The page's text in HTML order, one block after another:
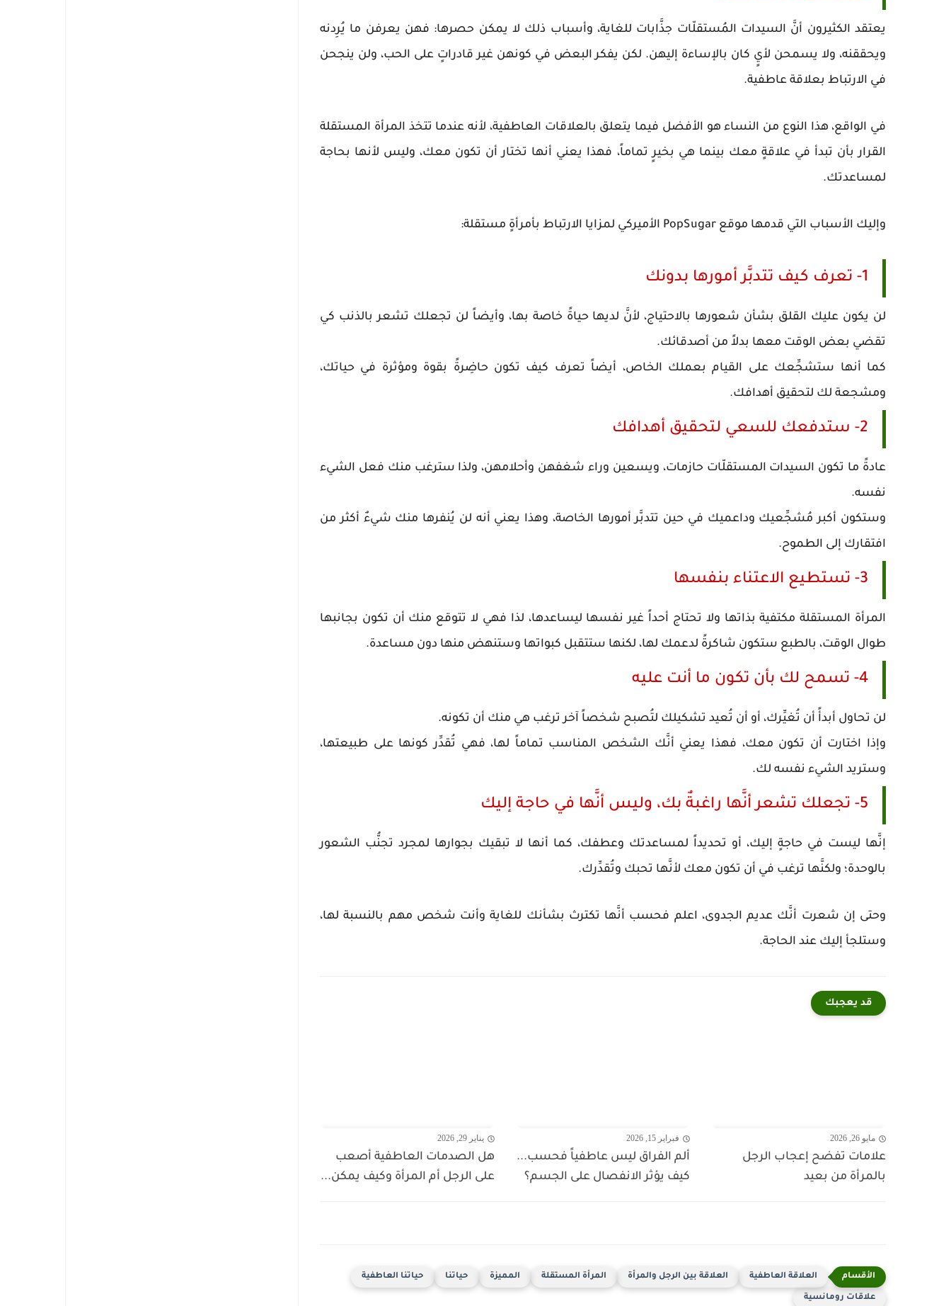
يعتقد الكثيرون أنَّ السيدات المُستقلّات جذَّابات للغاية، وأسباب ذلك لا يمكن حصرها: فهن يعرفن ما يُرِدنه
ويحققنه، ولا يسمحن لأيٍ كان بالإساءة إليهن. لكن يفكر البعض في كونهن غير قادراتٍ على الحب، ولن ينجحن
في الارتباط بعلاقة عاطفية.
في الواقع، هذا النوع من النساء هو الأفضل فيما يتعلق بالعلاقات العاطفية، لأنه عندما تتخذ المرأة المستقلة
القرار بأن تبدأ في علاقةٍ معك بينما هي بخيرٍ تماماً، فهذا يعني أنها تختار أن تكون معك، وليس لأنها بحاجة
لمساعدتك.
وإليك الأسباب التي قدمها موقع PopSugar الأميركي لمزايا الارتباط بأمرأةٍ مستقلة:
1- تعرف كيف تتدبَّر أمورها بدونك
لن يكون عليك القلق بشأن شعورها بالاحتياج، لأنَّ لديها حياةً خاصة بها، وأيضاً لن تجعلك تشعر بالذنب كي
تقضي بعض الوقت معها بدلاً من أصدقائك.
كما أنها ستشجِّعك على القيام بعملك الخاص، أيضاً تعرف كيف تكون حاضِرةً بقوة ومؤثرة في حياتك،
ومشجعة لك لتحقيق أهدافك.
2- ستدفعك للسعي لتحقيق أهدافك
عادةً ما تكون السيدات المستقلّات حازمات، ويسعين وراء شغفهن وأحلامهن، ولذا سترغب منك فعل الشيء
نفسه.
وستكون أكبر مُشجِّعيك وداعميك في حين تتدبَّر أمورها الخاصة، وهذا يعني أنه لن يُنفرها منك شيءٌ أكثر من
افتقارك إلى الطموح.
3- تستطيع الاعتناء بنفسها
المرأة المستقلة مكتفية بذاتها ولا تحتاج أحداً غير نفسها ليساعدها، لذا فهي لا تتوقع منك أن تكون بجانبها
طوال الوقت، بالطبع ستكون شاكرةً لدعمك لها، لكنها ستتقبل كبواتها وستنهض منها دون مساعدة.
4- تسمح لك بأن تكون ما أنت عليه
لن تحاول أبدأً أن تُغيِّرك، أو أن تُعيد تشكيلك لتُصبح شخصاً آخر ترغب هي منك أن تكونه.
وإذا اختارت أن تكون معك، فهذا يعني أنَّك الشخص المناسب تماماً لها، فهي تُقدِّر كونها على طبيعتها،
وستريد الشيء نفسه لك.
5- تجعلك تشعر أنَّها راغبةٌ بك، وليس أنَّها في حاجة إليك
إنَّها ليست في حاجةٍ إليك، أو تحديداً لمساعدتك وعطفك، كما أنها لا تبقيك بجوارها لمجرد تجنُّب الشعور
بالوحدة؛ ولكنَّها ترغب في أن تكون معك لأنَّها تحبك وتُقدِّرك.
وحتى إن شعرت أنَّك عديم الجدوى، اعلم فحسب أنَّها تكترث بشأنك للغاية وأنت شخص مهم بالنسبة لها،
وستلجأ إليك عند الحاجة.
قد يعجبك
مايو 26, 2026
علامات تفضح إعجاب الرجل
بالمرأة من بعيد
فبراير 15, 2026
ألم الفراق ليس عاطفياً فحسب...
كيف يؤثر الانفصال على الجسم؟
يناير 29, 2026
هل الصدمات العاطفية أصعب
على الرجل أم المرأة وكيف يمكن...
العلاقة العاطفية العلاقة بين الرجل والمرأة المرأة المستقلة المميزة حياتنا حياتنا العاطفية
علاقات رومانسية